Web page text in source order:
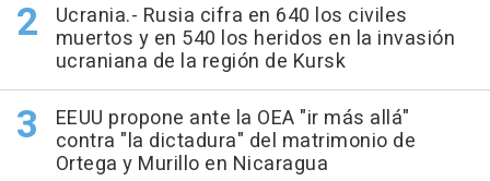
Ucrania.- Rusia cifra en 640 los civiles
muertos y en 540 los heridos en la invasión
ucraniana de la región de Kursk
EEUU propone ante la OEA "ir más allá"
contra "la dictadura" del matrimonio de
Ortega y Murillo en Nicaragua